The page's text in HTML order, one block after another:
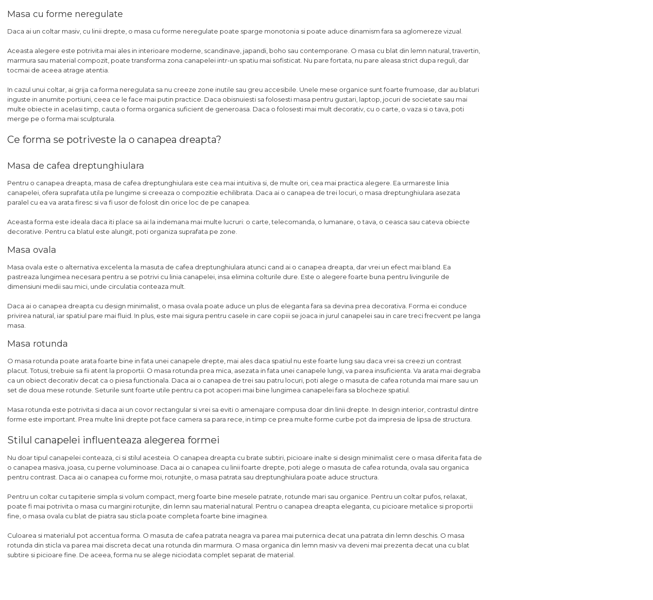
Masa cu forme neregulate
Daca ai un coltar masiv, cu linii drepte, o masa cu forme neregulate poate sparge monotonia si poate aduce dinamism fara sa aglomereze vizual.
Aceasta alegere este potrivita mai ales in interioare moderne, scandinave, japandi, boho sau contemporane. O masa cu blat din lemn natural, travertin,
marmura sau material compozit, poate transforma zona canapelei intr-un spatiu mai sofisticat. Nu pare fortata, nu pare aleasa strict dupa reguli, dar
tocmai de aceea atrage atentia.
In cazul unui coltar, ai grija ca forma neregulata sa nu creeze zone inutile sau greu accesibile. Unele mese organice sunt foarte frumoase, dar au blaturi
inguste in anumite portiuni, ceea ce le face mai putin practice. Daca obisnuiesti sa folosesti masa pentru gustari, laptop, jocuri de societate sau mai
multe obiecte in acelasi timp, cauta o forma organica suficient de generoasa. Daca o folosesti mai mult decorativ, cu o carte, o vaza si o tava, poti
merge pe o forma mai sculpturala.
Ce forma se potriveste la o canapea dreapta?
Masa de cafea dreptunghiulara
Pentru o canapea dreapta, masa de cafea dreptunghiulara este cea mai intuitiva si, de multe ori, cea mai practica alegere. Ea urmareste linia
canapelei, ofera suprafata utila pe lungime si creeaza o compozitie echilibrata. Daca ai o canapea de trei locuri, o masa dreptunghiulara asezata
paralel cu ea va arata firesc si va fi usor de folosit din orice loc de pe canapea.
Aceasta forma este ideala daca iti place sa ai la indemana mai multe lucruri: o carte, telecomanda, o lumanare, o tava, o ceasca sau cateva obiecte
decorative. Pentru ca blatul este alungit, poti organiza suprafata pe zone.
Masa ovala
Masa ovala este o alternativa excelenta la masuta de cafea dreptunghiulara atunci cand ai o canapea dreapta, dar vrei un efect mai bland. Ea
pastreaza lungimea necesara pentru a se potrivi cu linia canapelei, insa elimina colturile dure. Este o alegere foarte buna pentru livingurile de
dimensiuni medii sau mici, unde circulatia conteaza mult.
Daca ai o canapea dreapta cu design minimalist, o masa ovala poate aduce un plus de eleganta fara sa devina prea decorativa. Forma ei conduce
privirea natural, iar spatiul pare mai fluid. In plus, este mai sigura pentru casele in care copiii se joaca in jurul canapelei sau in care treci frecvent pe langa
masa.
Masa rotunda
O masa rotunda poate arata foarte bine in fata unei canapele drepte, mai ales daca spatiul nu este foarte lung sau daca vrei sa creezi un contrast
placut. Totusi, trebuie sa fii atent la proportii. O masa rotunda prea mica, asezata in fata unei canapele lungi, va parea insuficienta. Va arata mai degraba
ca un obiect decorativ decat ca o piesa functionala. Daca ai o canapea de trei sau patru locuri, poti alege o masuta de cafea rotunda mai mare sau un
set de doua mese rotunde. Seturile sunt foarte utile pentru ca pot acoperi mai bine lungimea canapelei fara sa blocheze spatiul.
Masa rotunda este potrivita si daca ai un covor rectangular si vrei sa eviti o amenajare compusa doar din linii drepte. In design interior, contrastul dintre
forme este important. Prea multe linii drepte pot face camera sa para rece, in timp ce prea multe forme curbe pot da impresia de lipsa de structura.
Stilul canapelei influenteaza alegerea formei
Nu doar tipul canapelei conteaza, ci si stilul acesteia. O canapea dreapta cu brate subtiri, picioare inalte si design minimalist cere o masa diferita fata de
o canapea masiva, joasa, cu perne voluminoase. Daca ai o canapea cu linii foarte drepte, poti alege o masuta de cafea rotunda, ovala sau organica
pentru contrast. Daca ai o canapea cu forme moi, rotunjite, o masa patrata sau dreptunghiulara poate aduce structura.
Pentru un coltar cu tapiterie simpla si volum compact, merg foarte bine mesele patrate, rotunde mari sau organice. Pentru un coltar pufos, relaxat,
poate fi mai potrivita o masa cu margini rotunjite, din lemn sau material natural. Pentru o canapea dreapta eleganta, cu picioare metalice si proportii
fine, o masa ovala cu blat de piatra sau sticla poate completa foarte bine imaginea.
Culoarea si materialul pot accentua forma. O masuta de cafea patrata neagra va parea mai puternica decat una patrata din lemn deschis. O masa
rotunda din sticla va parea mai discreta decat una rotunda din marmura. O masa organica din lemn masiv va deveni mai prezenta decat una cu blat
subtire si picioare fine. De aceea, forma nu se alege niciodata complet separat de material.